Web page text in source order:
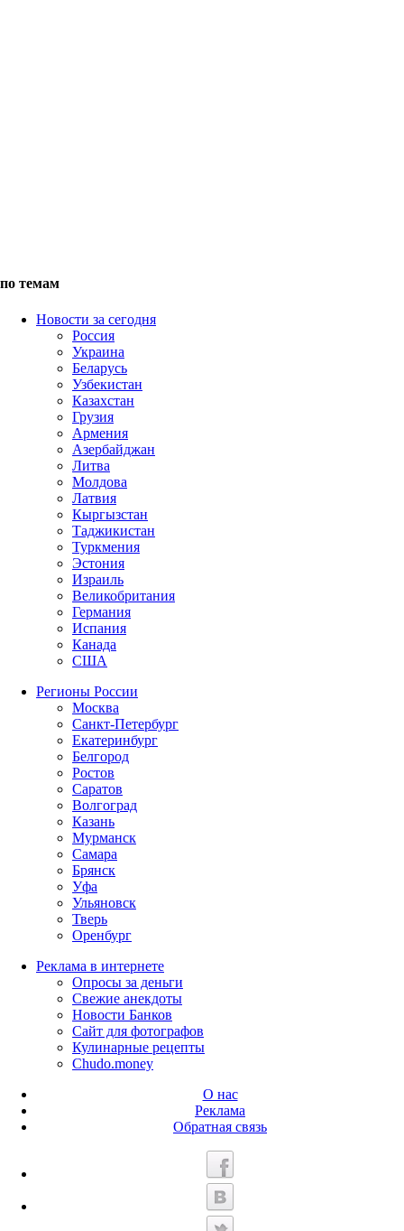
по темам
Новости за сегодня
Россия
Украина
Беларусь
Узбекистан
Казахстан
Грузия
Армения
Азербайджан
Литва
Молдова
Латвия
Кыргызстан
Таджикистан
Туркмения
Эстония
Израиль
Великобритания
Германия
Испания
Канада
США
Регионы России
Москва
Санкт-Петербург
Екатеринбург
Белгород
Ростов
Саратов
Волгоград
Казань
Мурманск
Самара
Брянск
Уфа
Ульяновск
Тверь
Оренбург
Реклама в интернете
Опросы за деньги
Свежие анекдоты
Новости Банков
Сайт для фотографов
Кулинарные рецепты
Chudo.money
О нас
Реклама
Обратная связь